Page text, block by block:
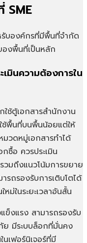
SME
รับองค์กรที่มีพื้นที่จำกัด
องพื้นที่เป็นหลัก
มินความต้องการใน
ช้ตู้เอกสารสำนักงาน
ช้พื้นที่บนพื้นน้อยแต่ให้
วดหมู่เอกสารทำได้
ซื้อ ควรประเมิน
มถึงแนวโน้มการขยาย
รถรองรับการเติบโตได้
ม่ในระยะเวลาอันสั้น
ข็งแรง สามารถรองรับ
ย มีระบบล็อกที่มั่นคง
เฟอร์นิเจอร์ที่มี